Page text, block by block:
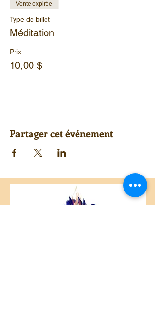
Vente expirée
Type de billet
Méditation
Prix
10,00 $
Partager cet événement